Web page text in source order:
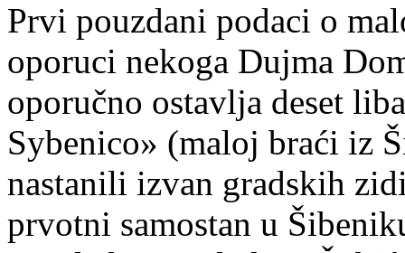
Prvi pouzdani podaci o
oporuci nekoga Dujma
oporučno ostavlja deset
Sybenico» (maloj braći iz
nastanili izvan gradskih
prvotni samostan u